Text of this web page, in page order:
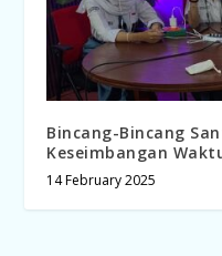
Bincang-Bincang
Keseimbangan
14 February 2025